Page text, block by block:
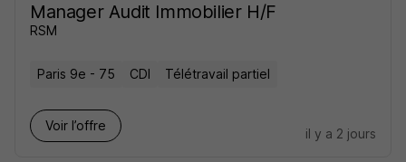
Manager Audit Immobilier H/F
RSM
Paris 9e - 75 CDI Télétravail partiel
Voir l’offre
il y a 2 jours